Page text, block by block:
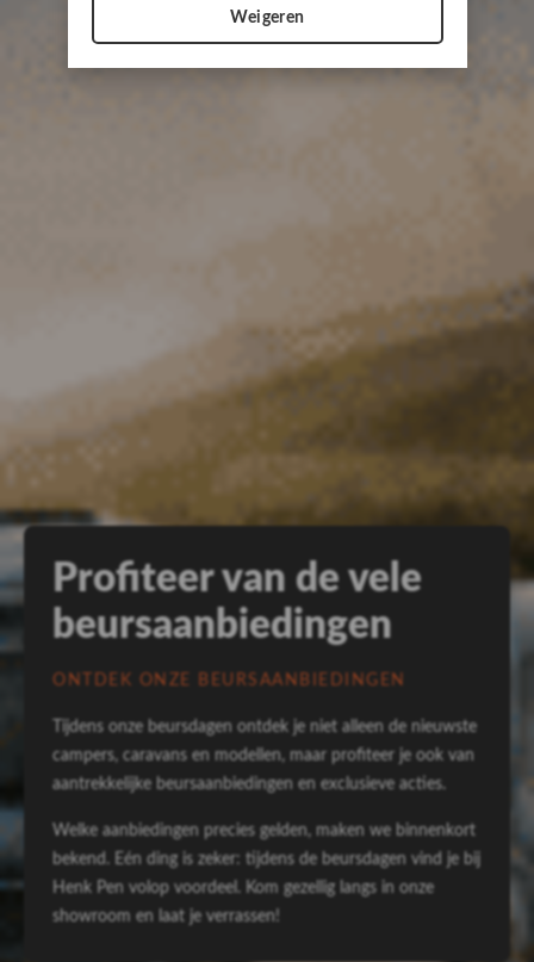
Weigeren
Profiteer van de vele
beursaanbiedingen
ONTDEK ONZE BEURSAANBIEDINGEN
Tijdens onze beursdagen ontdek je niet alleen de nieuwste
campers, caravans en modellen, maar profiteer je ook van
aantrekkelijke beursaanbiedingen en exclusieve acties.
Welke aanbiedingen precies gelden, maken we binnenkort
bekend. Eén ding is zeker: tijdens de beursdagen vind je bij
Henk Pen volop voordeel. Kom gezellig langs in onze
showroom en laat je verrassen!